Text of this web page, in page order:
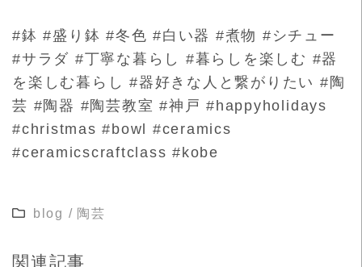
#鉢 #盛り鉢 #冬色 #白い器 #煮物 #シチュー
#サラダ #丁寧な暮らし #暮らしを楽しむ #器
を楽しむ暮らし #器好きな人と繋がりたい #陶
芸 #陶器 #陶芸教室 #神戸 #happyholidays
#christmas #bowl #ceramics
#ceramicscraftclass #kobe
blog / 陶芸
関連記事